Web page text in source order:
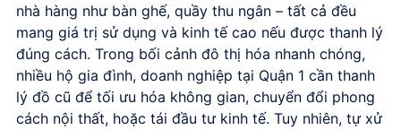
nhà hàng như bàn ghế, quầy thu ngân – tất cả đều
mang giá trị sử dụng và kinh tế cao nếu được thanh lý
đúng cách. Trong bối cảnh đô thị hóa nhanh chóng,
nhiều hộ gia đình, doanh nghiệp tại Quận 1 cần thanh
lý đồ cũ để tối ưu hóa không gian, chuyển đổi phong
cách nội thất, hoặc tái đầu tư kinh tế. Tuy nhiên, tự xử